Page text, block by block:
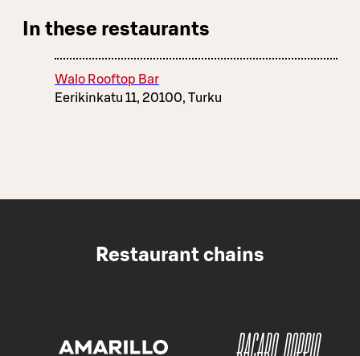
In these restaurants
Walo Rooftop Bar
Eerikinkatu 11, 20100, Turku
Restaurant chains